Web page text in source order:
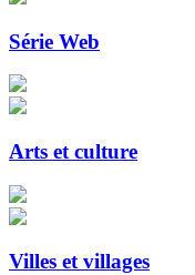
Série Web
Arts et culture
Villes et villages